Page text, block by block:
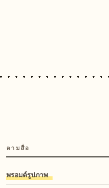
ตามสื่อ
พรอมต์รูปภาพ